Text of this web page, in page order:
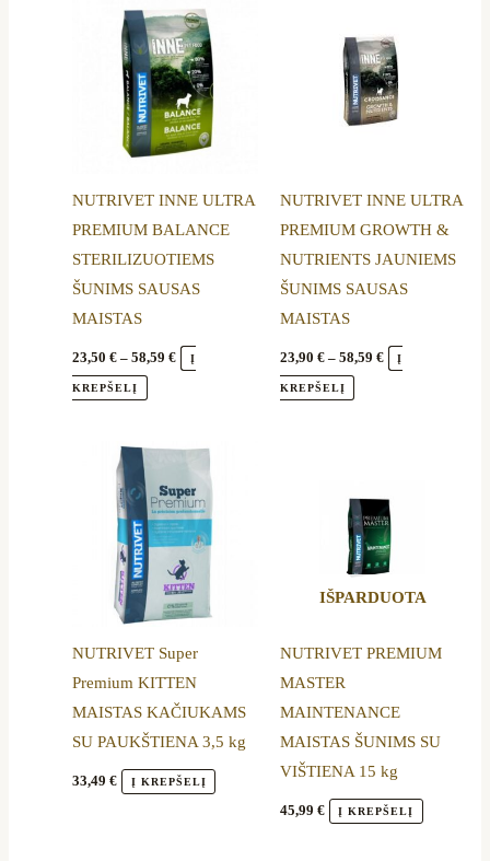
NUTRIVET INNE ULTRA
PREMIUM BALANCE
STERILIZUOTIEMS
ŠUNIMS SAUSAS
MAISTAS
23,50€ – 58,59€
range:
23,50 €
through
58,59 €
Į
KREPŠELĮ
product
has
multiple
variants.
The
may
be
chosen
on
product
NUTRIVET INNE ULTRA
PREMIUM GROWTH &
NUTRIENTS JAUNIEMS
ŠUNIMS SAUSAS
MAISTAS
23,90 € – 58,59 €
23,90 €
through
58,59 €
Į
KREPŠELĮ
has
multiple
variants.
may
be
chosen
on
product
NUTRIVET Super
Premium KITTEN
MAISTAS KAČIUKAMS
SU PAUKŠTIENA 3,5 kg
33,49€ Į KREPŠELĮ
IŠPARDUOTA
NUTRIVET PREMIUM
MASTER
MAINTENANCE
MAISTAS ŠUNIMS SU
VIŠTIENA 15 kg
45,99 € Į KREPŠELĮ